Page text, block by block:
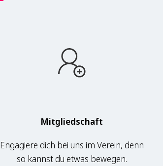
Mitgliedschaft
Engagiere dich bei uns im Verein, denn
so kannst du etwas bewegen.